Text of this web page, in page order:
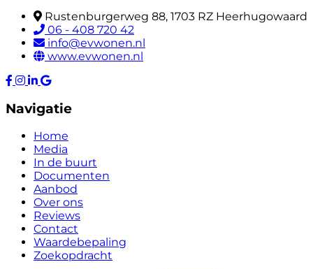
Rustenburgerweg 88, 1703 RZ Heerhugowaard
06 - 408 720 42
info@evwonen.nl
www.evwonen.nl
Navigatie
Home
Media
In de buurt
Documenten
Aanbod
Over ons
Reviews
Contact
Waardebepaling
Zoekopdracht